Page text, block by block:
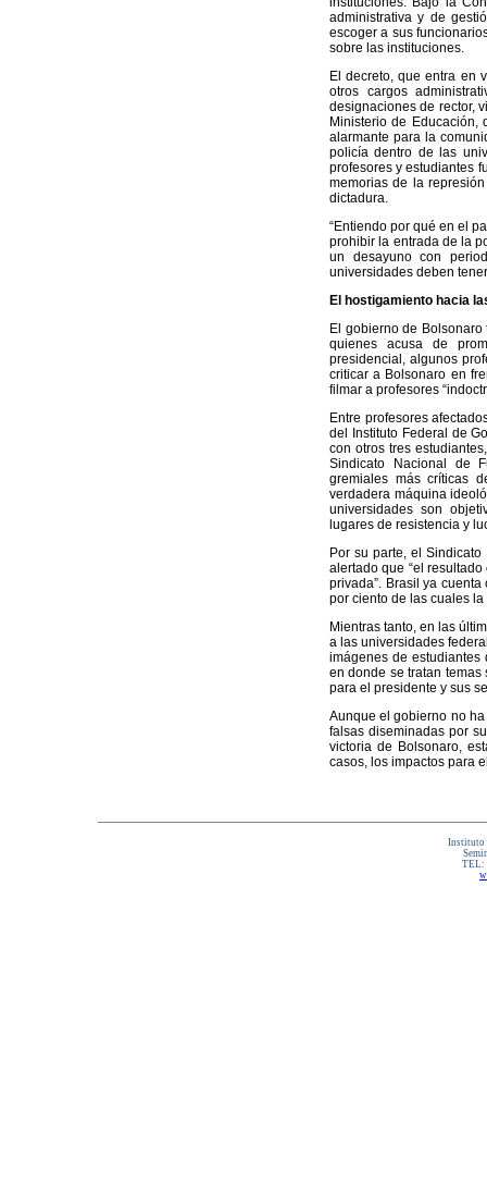
administrativa y de
escoger a sus
sobre las instituciones.
El decreto, que entra en
otros cargos
designaciones de rector,
Ministerio de Educación,
alarmante para la
policía dentro de las
profesores y estudiantes
memorias de la
dictadura.
“Entiendo por qué en el
prohibir la entrada de la
un desayuno con
universidades deben
El hostigamiento hacia
El gobierno de
quienes acusa de
presidencial, algunos
criticar a Bolsonaro en
filmar a profesores
Entre profesores
del Instituto Federal de
con otros tres
Sindicato Nacional de
gremiales más críticas
verdadera máquina
universidades son
lugares de resistencia y
Por su parte, el
alertado que “el
privada”. Brasil ya
por ciento de las cuales
Mientras tanto, en las
a las universidades
imágenes de estudiantes
en donde se tratan
para el presidente y sus
Aunque el gobierno no
falsas diseminadas por
victoria de Bolsonaro,
casos, los impactos para
Instituto
TEL: